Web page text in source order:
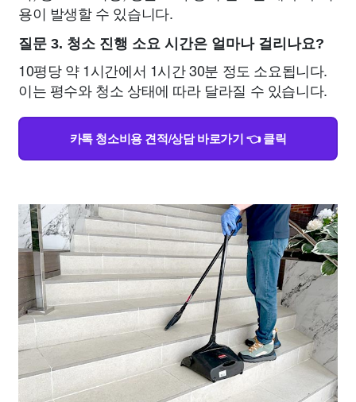
용이 발생할 수 있습니다.
질문 3. 청소 진행 소요 시간은 얼마나 걸리나요?
10평당 약 1시간에서 1시간 30분 정도 소요됩니다.
이는 평수와 청소 상태에 따라 달라질 수 있습니다.
카톡 청소비용 견적/상담 바로가기 👈 클릭